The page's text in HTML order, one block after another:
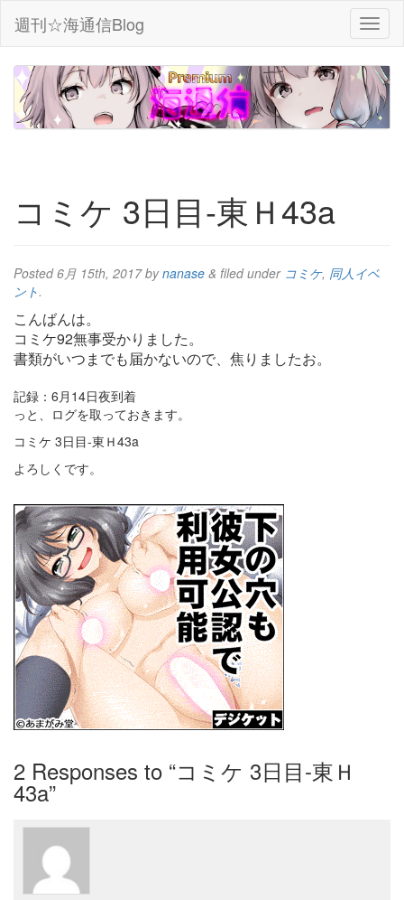
週刊☆海通信Blog
コミケ 3日目-東Ｈ43a
Posted6月 15th, 2017bynanase & filed under コミケ, 同人イベ
ント.
こんばんは。
コミケ92無事受かりました。
書類がいつまでも届かないので、焦りましたお。
記録：6月14日夜到着
っと、ログを取っておきます。
コミケ 3日目-東Ｈ43a
よろしくです。
2 Responses to “コミケ 3日目-東Ｈ
43a”